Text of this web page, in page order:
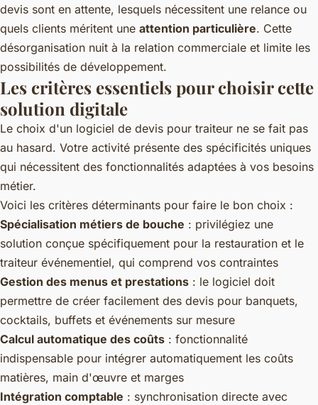
devis sont en attente, lesquels nécessitent une relance ou
quels clients méritent une attention particulière. Cette
désorganisation nuit à la relation commerciale et limite les
possibilités de développement.
Les critères essentiels pour choisir cette
solution digitale
Le choix d'un logiciel de devis pour traiteur ne se fait pas
au hasard. Votre activité présente des spécificités uniques
qui nécessitent des fonctionnalités adaptées à vos besoins
métier.
Voici les critères déterminants pour faire le bon choix :
Spécialisation métiers de bouche : privilégiez une
solution conçue spécifiquement pour la restauration et le
traiteur événementiel, qui comprend vos contraintes
Gestion des menus et prestations : le logiciel doit
permettre de créer facilement des devis pour banquets,
cocktails, buffets et événements sur mesure
Calcul automatique des coûts : fonctionnalité
indispensable pour intégrer automatiquement les coûts
matières, main d'œuvre et marges
Intégration comptable : synchronisation directe avec